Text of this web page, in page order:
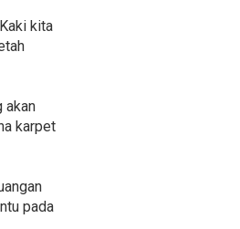
kita
akan
karpet
pada